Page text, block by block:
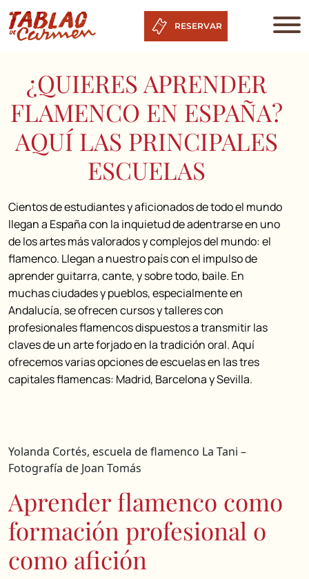
RESERVAR
¿QUIERES APRENDER
FLAMENCO EN ESPAÑA?
AQUÍ LAS PRINCIPALES
ESCUELAS
Cientos de estudiantes y aficionados de todo el mundo
llegan a España con la inquietud de adentrarse en uno
de los artes más valorados y complejos del mundo: el
flamenco. Llegan a nuestro país con el impulso de
aprender guitarra, cante, y sobre todo, baile. En
muchas ciudades y pueblos, especialmente en
Andalucía, se ofrecen cursos y talleres con
profesionales flamencos dispuestos a transmitir las
claves de un arte forjado en la tradición oral. Aquí
ofrecemos varias opciones de escuelas en las tres
capitales flamencas: Madrid, Barcelona y Sevilla.
Yolanda Cortés, escuela de flamenco La Tani –
Fotografía de Joan Tomás
Aprender flamenco como
formación profesional o
como afición